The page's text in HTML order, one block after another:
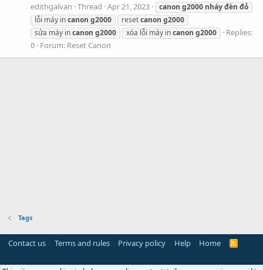
edithgalvan Thread Apr 21, 2023 canon g2000 nháyđèn đỏ
lỗi máy incanon g2000 resetcanon g2000
sửa máy incanon g2000 xóa lỗi máy incanon g2000
Replies:
0 Forum: Reset Canon
Tags
Contact us Terms and rules Privacy policy Help Home
R